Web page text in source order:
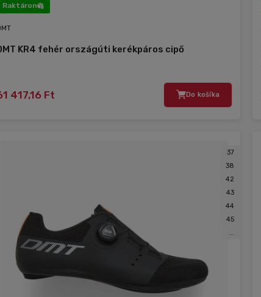
Raktáron
KR4 fehér országúti kerékpáros cipő
417,16 Ft Do košíka
37
38
42
43
44
45
...